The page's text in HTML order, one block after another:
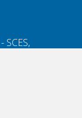
SCES,